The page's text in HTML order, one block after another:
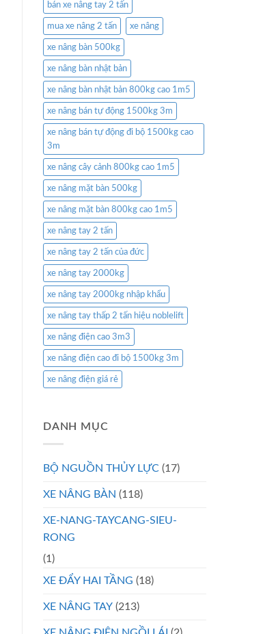
bán xe nâng tay 2 tấn
mua xe nâng 2 tấn xe nâng
xe nâng bàn 500kg
xe nâng bàn nhật bản
xe nâng bàn nhật bản 800kg cao 1m5
xe nâng bán tự động 1500kg 3m
xe nâng bán tự động đi bộ 1500kg cao
3m
xe nâng cây cảnh 800kg cao 1m5
xe nâng mặt bàn 500kg
xe nâng mặt bàn 800kg cao 1m5
xe nâng tay 2 tấn
xe nâng tay 2 tấn của đức
xe nâng tay 2000kg
xe nâng tay 2000kg nhập khẩu
xe nâng tay thấp 2 tấn hiệu noblelift
xe nâng điện cao 3m3
xe nâng điện cao đi bộ 1500kg 3m
xe nâng điện giá rẻ
DANH MỤC
BỘ NGUỒN THỦY LỰC (17)
XE NÂNG BÀN (118)
XE-NANG-TAYCANG-SIEU-
RONG
(1)
XE ĐẨY HAI TẦNG (18)
XE NÂNG TAY (213)